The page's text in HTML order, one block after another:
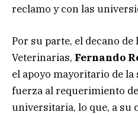
reclamo y con las
Por su parte, el decano de
Veterinarias, Fernando
el apoyo mayoritario de la
fuerza al requerimiento
universitaria, lo que, a su